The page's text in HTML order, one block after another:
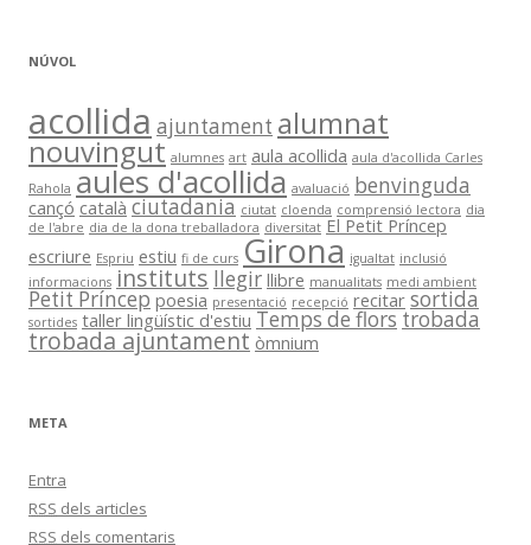
NÚVOL
acollida ajuntament alumnat
nouvingut alumnes art aula acollida aula d'acollida Carles
Rahola aules d'acollida avaluació benvinguda
cançó català ciutadania ciutat cloenda comprensió lectora dia
de l'abre dia de la dona treballadora diversitat El Petit Príncep
escriure Espriu estiu fi de curs Girona igualtat inclusió
informacions instituts llegir llibre manualitats medi ambient
Petit Príncep poesia presentació recepció recitar sortida
sortides taller lingüístic d'estiu Temps de flors trobada
trobada ajuntament òmnium
META
Entra
RSS dels articles
RSS dels comentaris